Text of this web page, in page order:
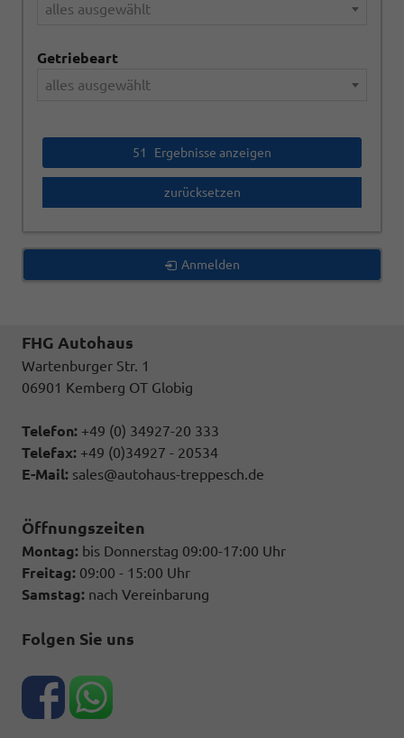
alles ausgewählt
Getriebeart
alles ausgewählt
51 Ergebnisse anzeigen
zurücksetzen
Anmelden
FHG Autohaus
Wartenburger Str. 1
06901 Kemberg OT Globig
Telefon: +49 (0) 34927-20 333
Telefax: +49 (0)34927 - 20534
E-Mail: sales@autohaus-treppesch.de
Öffnungszeiten
Montag: bis Donnerstag 09:00-17:00 Uhr
Freitag: 09:00 - 15:00 Uhr
Samstag: nach Vereinbarung
Folgen Sie uns